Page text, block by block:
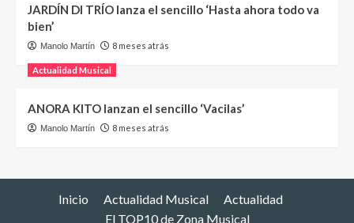
JARDÍN DI TRÍO lanza el sencillo ‘Hasta ahora todo va
bien’
Manolo Martín 8 meses atrás
Actualidad Musical
ANORA KITO lanzan el sencillo ‘Vacilas’
Manolo Martín 8 meses atrás
Inicio Actualidad Musical
Actualidad
El TOP10 de Zona Musical